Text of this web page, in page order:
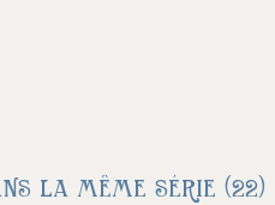
la même série (22)